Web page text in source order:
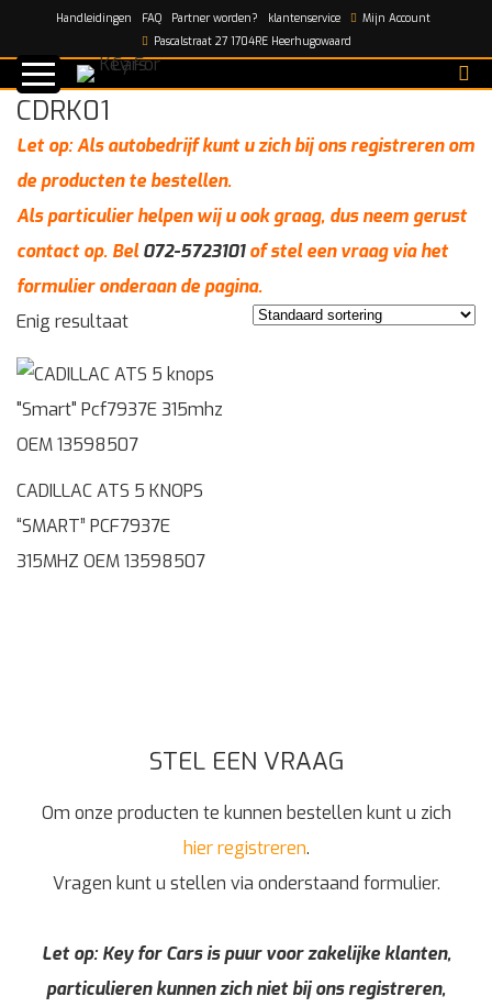
Handleidingen FAQ Partner worden? klantenservice
Mijn Account
Pascalstraat 27 1704RE Heerhugowaard
Home/CDRK01
CDRK01
Let op: Als autobedrijf kunt u zich bij ons registreren om
de producten te bestellen.
Als particulier helpen wij u ook graag, dus neem gerust
contact op. Bel072-5723101of stel een vraag via het
formulier onderaan de pagina.
Enig resultaat
CADILLAC ATS 5 KNOPS
“SMART” PCF7937E
315MHZ OEM 13598507
STEL EEN VRAAG
Om onze producten te kunnen bestellen kunt u zich
hier registreren.
Vragen kunt u stellen via onderstaand formulier.
Let op: Key for Cars is puur voor zakelijke klanten,
particulieren kunnen zich niet bij ons registreren,